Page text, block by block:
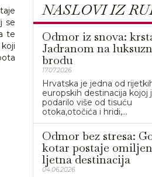
se
te
NASLOVI IZ
Odmor iz snova:
Jadranom na
brodu
17.07.2026.
Hrvatska je jedna od
europskih destinacija kojoj
podarilo više od tisuću
otoka,otočića i hridi,...
Odmor bez stresa:
kotar postaje
ljetna destinacija
04.06.2026.